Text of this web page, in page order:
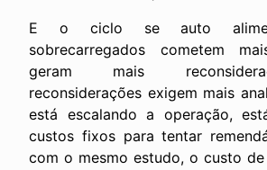
E o ciclo se auto
sobrecarregados cometem
geram mais
reconsiderações exigem mais
está escalando a operação,
custos fixos para tentar
com o mesmo estudo, o custo